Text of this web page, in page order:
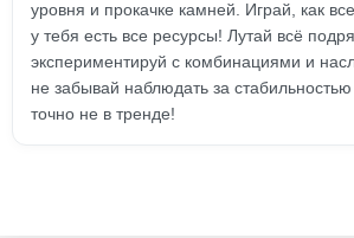
уровня и прокачке камней. Играй, как
у тебя есть все ресурсы! Лутай всё
экспериментируй с комбинациями и
не забывай наблюдать за
точно не в тренде!